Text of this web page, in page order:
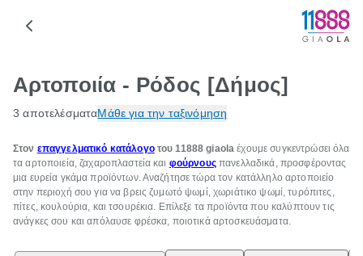
Αρτοποιία - Ρόδος [Δήμος]
3 αποτελέσματαΜάθε για την ταξινόμηση
Στον επαγγελματικό κατάλογοτου 11888giaola έχουμε συγκεντρώσει όλα
τα αρτοποιεία, ζαχαροπλαστεία και φούρνουςπανελλαδικά, προσφέροντας
μια ευρεία γκάμα προϊόντων. Αναζήτησε τώρα τον κατάλληλο αρτοποιείο
στην περιοχή σου για να βρεις ζυμωτό ψωμί, χωριάτικο ψωμί, τυρόπιτες,
πίτες, κουλούρια, και τσουρέκια. Επίλεξε τα προϊόντα που καλύπτουν τις
ανάγκες σου και απόλαυσε φρέσκα, ποιοτικά αρτοσκευάσματα.